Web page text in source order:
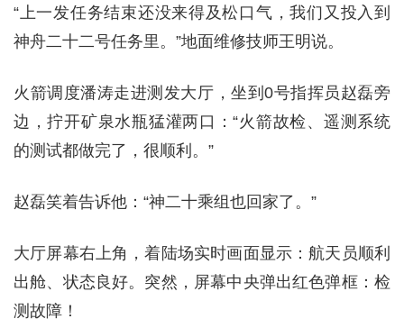
“上一发任务结束还没来得及松口气，我们又投入到
神舟二十二号任务里。”地面维修技师王明说。
火箭调度潘涛走进测发大厅，坐到0号指挥员赵磊旁
边，拧开矿泉水瓶猛灌两口：“火箭故检、遥测系统
的测试都做完了，很顺利。”
赵磊笑着告诉他：“神二十乘组也回家了。”
大厅屏幕右上角，着陆场实时画面显示：航天员顺利
出舱、状态良好。突然，屏幕中央弹出红色弹框：检
测故障！